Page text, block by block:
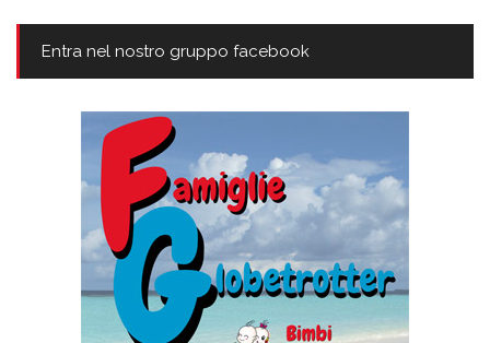
Entra nel nostro gruppo facebook